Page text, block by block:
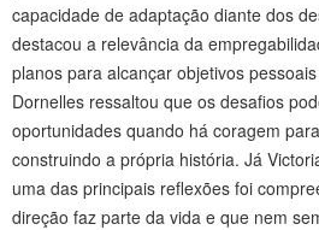
capacidade de adaptação diante dos
destacou a relevância da
planos para alcançar objetivos
Dornelles ressaltou que os desafios
oportunidades quando há coragem
construindo a própria história. Já
uma das principais reflexões foi
direção faz parte da vida e que nem